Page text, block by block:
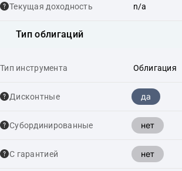
Текущая доходность n/a
Тип облигаций
Тип инструмента Облигация
Дисконтные да
Cубординированные нет
С гарантией нет